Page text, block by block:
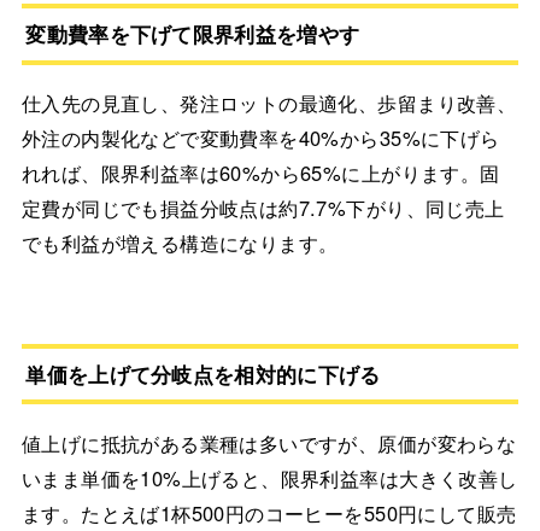
変動費率を下げて限界利益を増やす
仕入先の見直し、発注ロットの最適化、歩留まり改善、
外注の内製化などで変動費率を40%から35%に下げら
れれば、限界利益率は60%から65%に上がります。固
定費が同じでも損益分岐点は約7.7%下がり、同じ売上
でも利益が増える構造になります。
単価を上げて分岐点を相対的に下げる
値上げに抵抗がある業種は多いですが、原価が変わらな
いまま単価を10%上げると、限界利益率は大きく改善し
ます。たとえば1杯500円のコーヒーを550円にして販売